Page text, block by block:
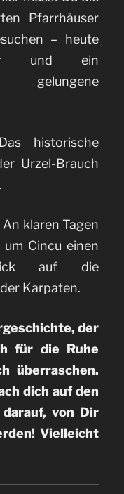
Pfarrhäuser
– heute
und ein
gelungene
historische
Urzel-Brauch
An klaren Tagen
Cincu einen
auf die
Karpaten.
der
für die Ruhe
überraschen.
dich auf den
von Dir
Vielleicht